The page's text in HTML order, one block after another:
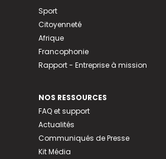
Sport
Citoyenneté
Afrique
Francophonie
Rapport - Entreprise à mission
NOS RESSOURCES
FAQ et support
Actualités
Communiqués de Presse
Kit Média